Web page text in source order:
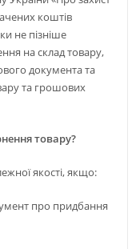
коштів
не пізніше
на склад товару,
документа та
та грошових
товару?
якості, якщо:
про придбання